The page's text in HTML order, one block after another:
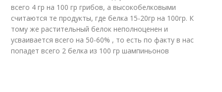
всего 4 гр на 100 гр грибов, а высокобелковыми
считаются те продукты, где белка 15-20гр на 100гр. К
тому же растительный белок неполноценен и
усваивается всего на 50-60% , то есть по факту в нас
попадет всего 2 белка из 100 гр шампиньонов